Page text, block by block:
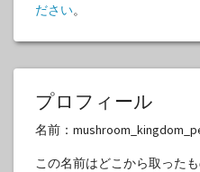
ださい。
プロフィール
名前：
この名前はどこから取った